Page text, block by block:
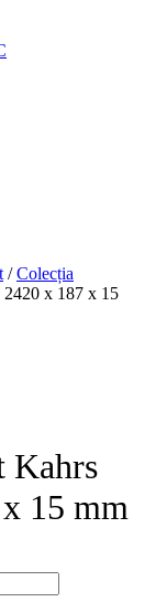
/Colecția
2420 x 187 x 15
Kahrs
15 mm